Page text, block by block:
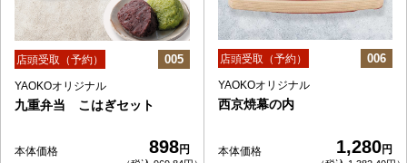
店頭受取（予約） 005
YAOKOオリジナル
九重弁当 こはぎセット
本体価格 898円
店頭受取（予約） 006
YAOKOオリジナル
西京焼幕の内
本体価格 1,280円